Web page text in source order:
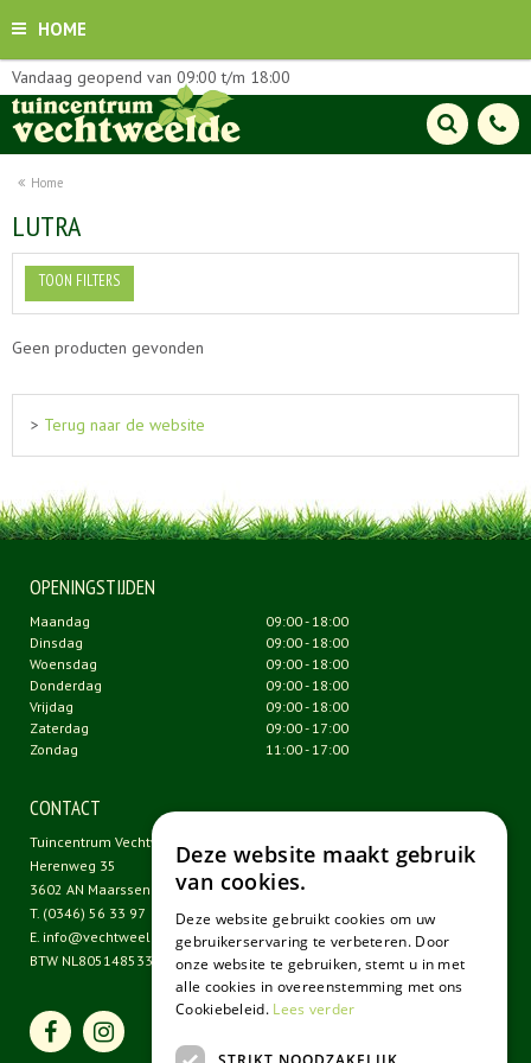
HOME
Home
Vandaag geopend van 09:00 t/m 18:00
LUTRA
TOON FILTERS
Geen producten gevonden
> Terug naar de website
OPENINGSTIJDEN
Maandag
09:00 - 18:00
Dinsdag
09:00 - 18:00
Woensdag
09:00 - 18:00
Donderdag
09:00 - 18:00
Vrijdag
09:00 - 18:00
Zaterdag
09:00 - 17:00
Zondag
11:00 - 17:00
CONTACT
Tuincentrum Vechtweelde
Herenweg 35
3602 AN Maarssen
T. (0346) 56 33 97
E. info@vechtweelde.nl
BTW NL805148533B01
Deze website maakt gebruik
van cookies.
Deze website gebruikt cookies om uw
gebruikerservaring te verbeteren. Door
onze website te gebruiken, stemt u in met
alle cookies in overeenstemming met ons
Cookiebeleid. Lees verder